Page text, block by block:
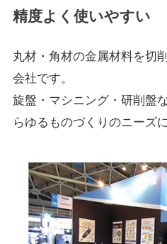
精度よく使いやすい
丸材・角材の金属材料を切
会社です。
旋盤・マシニング・研削盤
らゆるものづくりのニーズ